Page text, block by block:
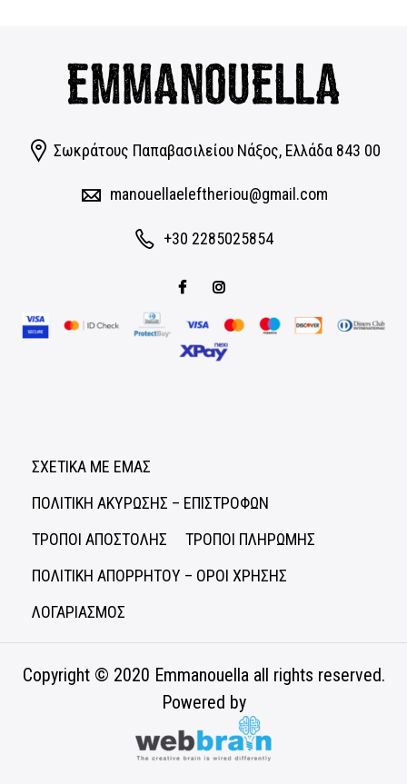
Σωκράτους Παπαβασιλείου Νάξος, Eλλάδα 843 00
manouellaeleftheriou@gmail.com
+30 2285025854
ΣΧΕΤΙΚΑ ΜΕ ΕΜΑΣ
ΠΟΛΙΤΙΚΗ ΑΚΥΡΩΣΗΣ – ΕΠΙΣΤΡΟΦΩΝ
ΤΡΟΠΟΙ ΑΠΟΣΤΟΛΗΣ
ΤΡΟΠΟΙ ΠΛΗΡΩΜΗΣ
ΠΟΛΙΤΙΚΗ ΑΠΟΡΡΗΤΟΥ – ΟΡΟΙ ΧΡΗΣΗΣ
ΛΟΓΑΡΙΑΣΜΟΣ
Copyright © 2020 Emmanouellaall rights reserved.
Powered by